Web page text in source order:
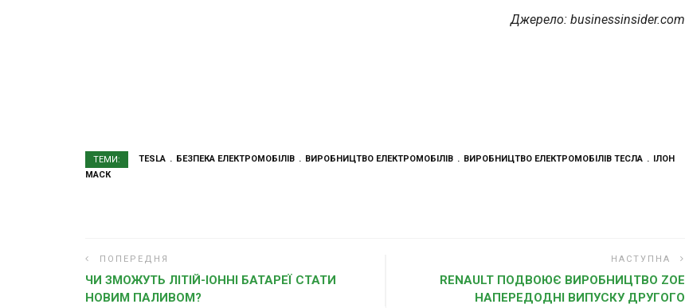
Джерело: businessinsider.com
ТЕМИ: TESLA БЕЗПЕКА ЕЛЕКТРОМОБІЛІВ ВИРОБНИЦТВО ЕЛЕКТРОМОБІЛІВ ВИРОБНИЦТВО ЕЛЕКТРОМОБІЛІВ ТЕСЛА
ІЛОН
МАСК
ПОПЕРЕДНЯ
ЧИ ЗМОЖУТЬ ЛІТІЙ-ІОННІ БАТАРЕЇ СТАТИ
НОВИМ ПАЛИВОМ?
НАСТУПНА
RENAULT ПОДВОЮЄ ВИРОБНИЦТВО ZOE
НАПЕРЕДОДНІ ВИПУСКУ ДРУГОГО